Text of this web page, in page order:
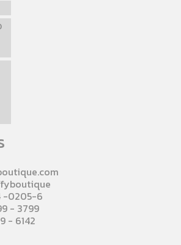
-0205-6
- 3799
- 6142